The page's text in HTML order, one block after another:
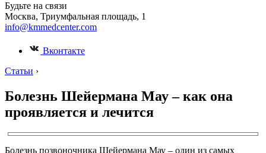
Будьте на связи
Москва, Триумфальная площадь, 1
info@kmmedcenter.com
Вконтакте
Статьи ›
Болезнь Шейермана Мау – как она
проявляется и лечится
Болезнь позвоночника Шейермана Мау – один из самых